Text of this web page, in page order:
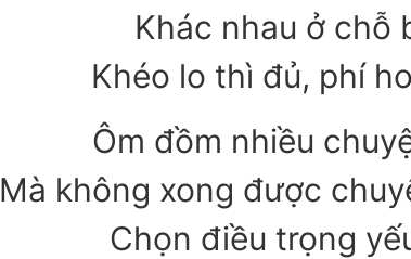
Khác nhau ở chỗ
Khéo lo thì đủ, phí
Ôm đồm nhiều
Mà không xong được
Chọn điều trọng